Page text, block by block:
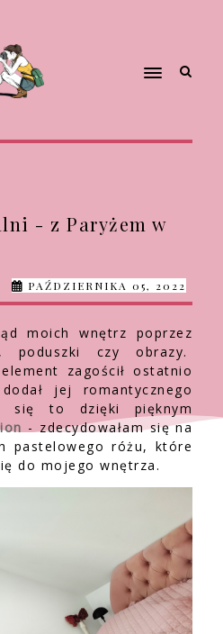
- z Paryżem w
PAŹDZIERNIKA 05, 2022
moich wnętrz poprzez
poduszki czy obrazy.
zagościł ostatnio
jej romantycznego
się to dzięki pięknym
- zdecydowałam się na
pastelowego różu, które
do mojego wnętrza.